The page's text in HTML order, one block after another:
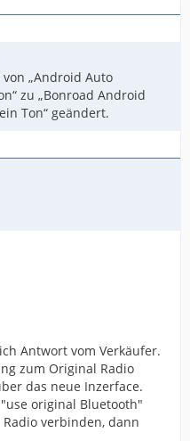
„Android Auto
zu „Bonroad Android
Ton“ geändert.
Antwort vom Verkäufer.
zum Original Radio
das neue Inzerface.
original Bluetooth"
verbinden, dann